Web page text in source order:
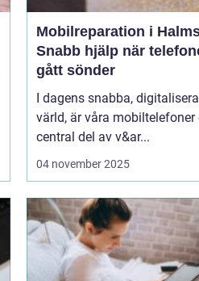
Mobilreparation i
Snabb hjälp när
gått sönder
I dagens snabba,
värld, är våra mobiltelefoner
central del av v&ar...
04 november 2025